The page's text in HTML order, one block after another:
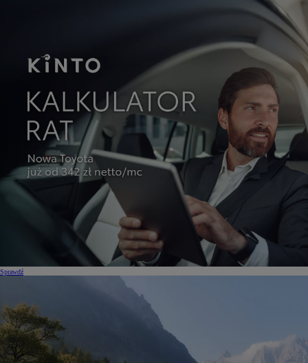
Sprawdź